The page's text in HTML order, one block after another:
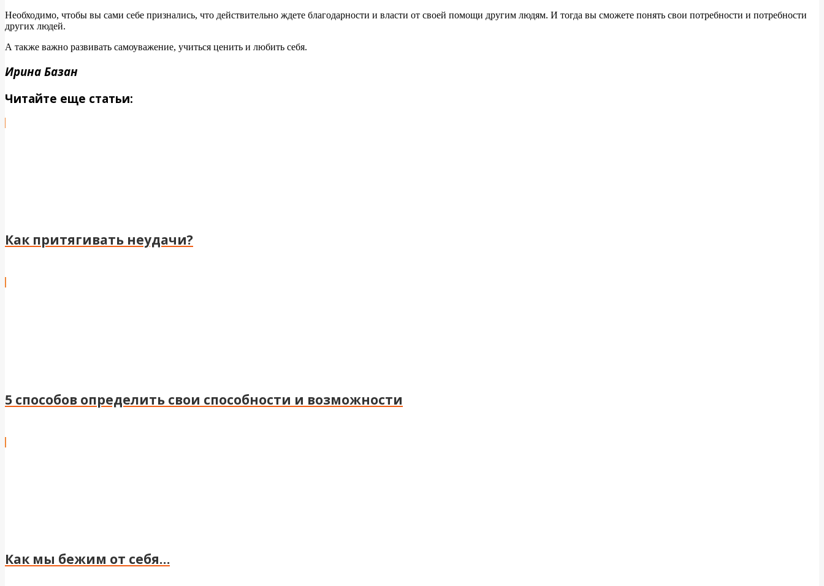
Необходимо, чтобы вы сами себе признались, что действительно ждете благодарности и власти от своей помощи другим людям. И тогда вы сможете понять свои потребности и потребности
других людей.
А также важно развивать самоуважение, учиться ценить и любить себя.
Ирина Базан
Читайте еще статьи:
Как притягивать неудачи?
5 способов определить свои способности и возможности
Как мы бежим от себя…